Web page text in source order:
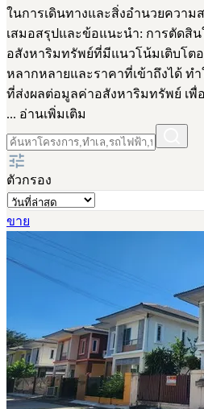
ในการเดินทางและสิ่งอำนวยความ
เสมอสรุปและข้อแนะนำ: การตัดสิ
อสังหาริมทรัพย์ที่มีแนวโน้มเติบโต
หลากหลายและราคาที่เข้าถึงได้
ที่ส่งผลต่อมูลค่าอสังหาริมทรัพย์ เ
... อ่านเพิ่มเติม
ตัวกรอง
ขาย